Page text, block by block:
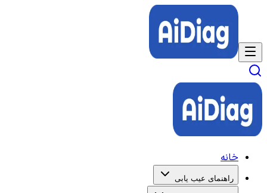
خانه
راهنمای عیب یابی